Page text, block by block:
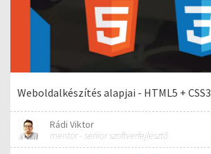
Weboldalkészítés alapjai - HTML5 + CSS3
Rádi Viktor
mentor - senior szoftverfejlesztő